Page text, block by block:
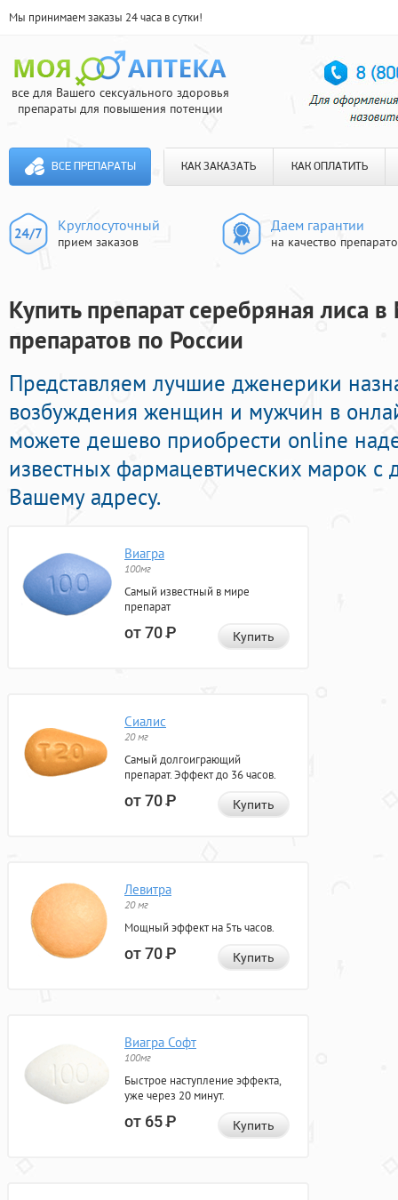
Мы принимаем заказы 24 часа в сутки!
все для Вашего сексуального здоровья
препараты для повышения потенции
ВСЕ ПРЕПАРАТЫ КАК ЗАКАЗАТЬ КАК ОПЛАТИТЬ
Круглосуточный
прием заказов
Даем гарантии
на качество
Купить препарат серебряная лиса
препаратов по России
Представляем лучшие дженерики
возбуждения женщин и мужчин в
можете дешево приобрести online
известных фармацевтических марок с
Вашему адресу.
Виагра
100мг
Самый известный в мире
препарат
от 70Р Купить
Сиалис
20 мг
Самый долгоиграющий
препарат. Эффект до 36 часов.
от 70Р Купить
Левитра
20 мг
Мощный эффект на 5ть часов.
от 70Р Купить
Виагра Софт
100мг
Быстрое наступление эффекта,
уже через 20 минут.
от 65Р Купить